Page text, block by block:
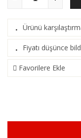
· Ürünü
(Karşılaştır)
· Fiyatı düşünce
Favorilere Ekle